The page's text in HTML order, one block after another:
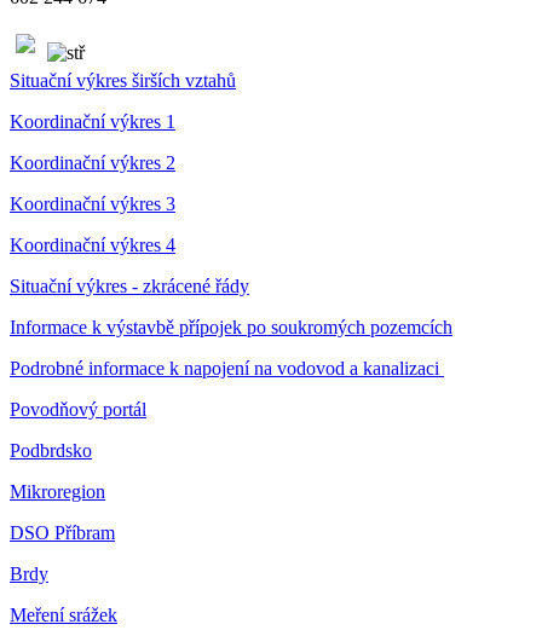
Situační výkres širších vztahů
Koordinační výkres 1
Koordinační výkres 2
Koordinační výkres 3
Koordinační výkres 4
Situační výkres - zkrácené řády
Informace k výstavbě přípojek po soukromých pozemcích
Podrobné informace k napojení na vodovod a kanalizaci
Povodňový portál
Podbrdsko
Mikroregion
DSO Příbram
Brdy
Meření srážek